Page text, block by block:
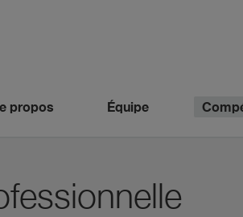
propos Équipe